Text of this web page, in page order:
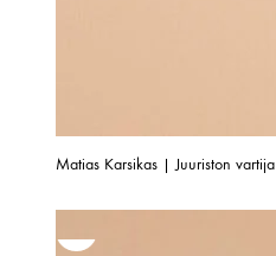
Matias Karsikas | Juuriston vartija